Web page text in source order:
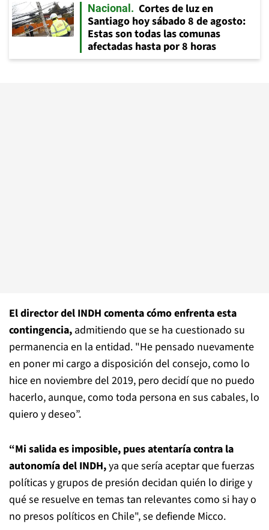
Nacional
Cortes de luz en
Santiago hoy sábado 8 de agosto:
Estas son todas las comunas
afectadas hasta por 8 horas
El director del INDH comenta cómo enfrenta esta
contingencia, admitiendo que se ha cuestionado su
permanencia en la entidad. "He pensado nuevamente
en poner mi cargo a disposición del consejo, como lo
hice en noviembre del 2019, pero decidí que no puedo
hacerlo, aunque, como toda persona en sus cabales, lo
quiero y deseo”.
“Mi salida es imposible, pues atentaría contra la
autonomía del INDH,ya que sería aceptar que fuerzas
políticas y grupos de presión decidan quién lo dirige y
qué se resuelve en temas tan relevantes como si hay o
no presos políticos en Chile", se defiende Micco.